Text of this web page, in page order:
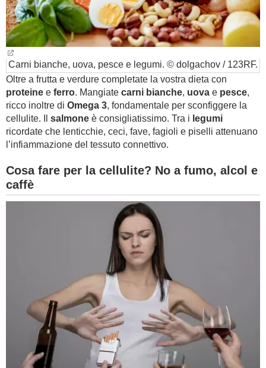
Carni bianche, uova, pesce e legumi. © dolgachov / 123RF.
Oltre a frutta e verdure completate la vostra dieta con
proteine e ferro. Mangiate carni bianche, uova e pesce,
ricco inoltre di Omega 3, fondamentale per sconfiggere la
cellulite. Il salmone è consigliatissimo. Tra i legumi
ricordate che lenticchie, ceci, fave, fagioli e piselli attenuano
l’infiammazione del tessuto connettivo.
Cosa fare per la cellulite? No a fumo, alcol e
caffè